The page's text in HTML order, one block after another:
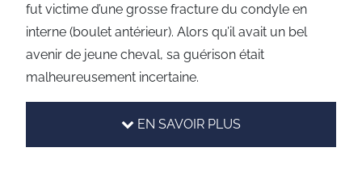
fut victime d’une grosse fracture du condyle en
interne (boulet antérieur). Alors qu’il avait un bel
avenir de jeune cheval, sa guérison était
malheureusement incertaine.
EN SAVOIR PLUS